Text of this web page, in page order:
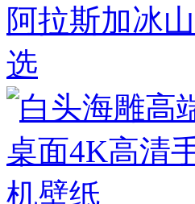
阿拉斯加冰
选